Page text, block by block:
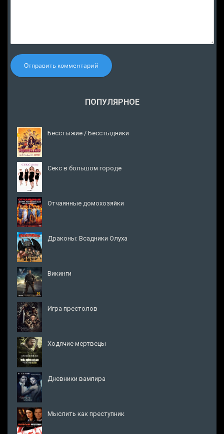
Отправить комментарий
ПОПУЛЯРНОЕ
Бесстыжие / Бесстыдники
Секс в большом городе
Отчаянные домохозяйки
Драконы: Всадники Олуха
Викинги
Игра престолов
Ходячие мертвецы
Дневники вампира
Мыслить как преступник